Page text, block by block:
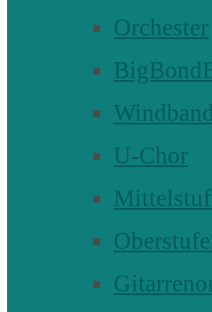
Orchester
U-Chor